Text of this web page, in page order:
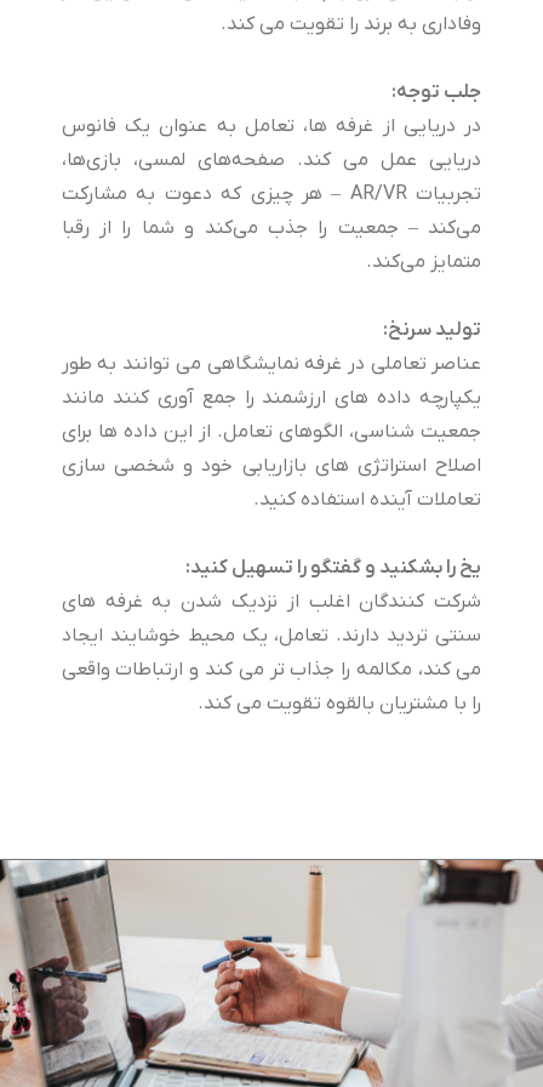
وفاداری به برند را تقویت می کند.
جلب توجه:
در دریایی از غرفه ها، تعامل به عنوان یک فانوس
دریایی عمل می کند. صفحه‌های لمسی، بازی‌ها،
تجربیات AR/VR – هر چیزی که دعوت به مشارکت
می‌کند – جمعیت را جذب می‌کند و شما را از رقبا
متمایز می‌کند.
تولید سرنخ:
عناصر تعاملی در غرفه نمایشگاهی می توانند به طور
یکپارچه داده های ارزشمند را جمع آوری کنند مانند
جمعیت شناسی، الگوهای تعامل. از این داده ها برای
اصلاح استراتژی های بازاریابی خود و شخصی سازی
تعاملات آینده استفاده کنید.
یخ را بشکنید و گفتگو را تسهیل کنید:
شرکت کنندگان اغلب از نزدیک شدن به غرفه های
سنتی تردید دارند. تعامل، یک محیط خوشایند ایجاد
می کند، مکالمه را جذاب تر می کند و ارتباطات واقعی
را با مشتریان بالقوه تقویت می کند.